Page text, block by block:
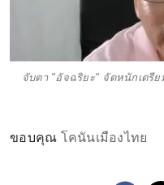
จับตา "อัจฉริยะ" จัดหนักเตรี
ขอบคุณ โคนันเมืองไทย